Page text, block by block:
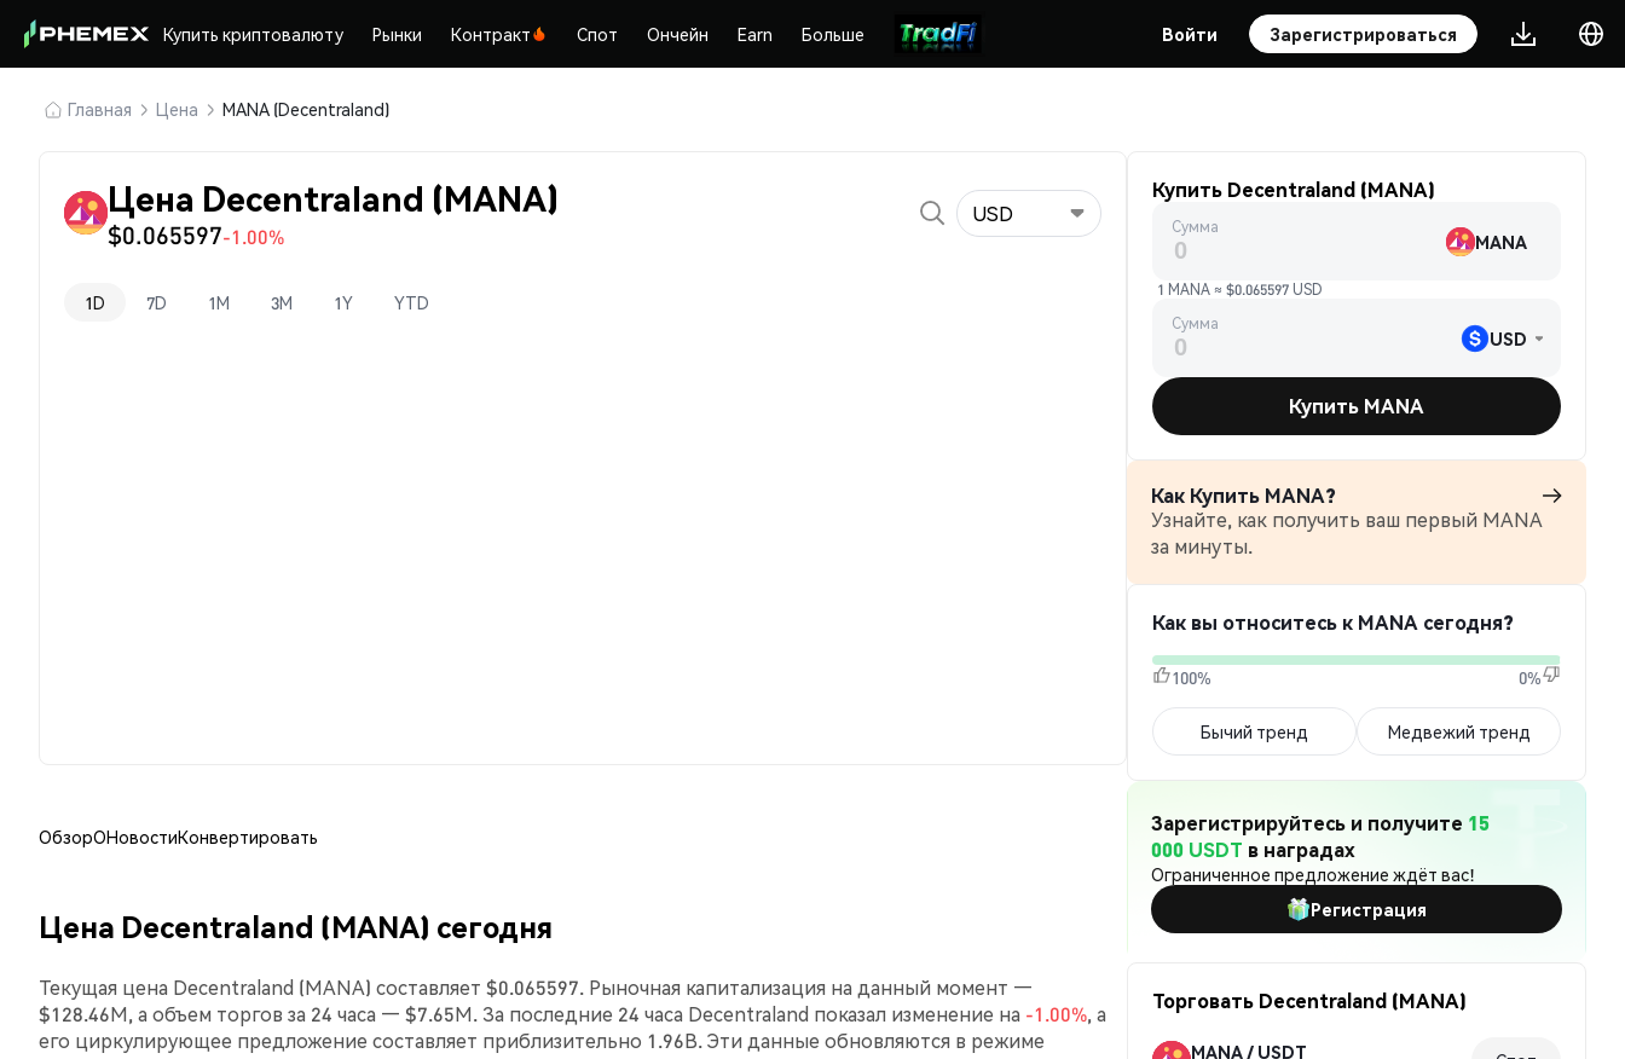
Купить криптовалюту Рынки Контракт Спот Ончейн Earn Больше Войти Зарегистрироваться
Главная Цена MANA (Decentraland)
Цена Decentraland (MANA)
$0.065597-1.00%
USD
1D 7D 1M 3M 1Y YTD
ОбзорОНовостиКонвертировать
Цена Decentraland (MANA) сегодня
Текущая цена Decentraland (MANA) составляет $0.065597. Рыночная капитализация на данный момент —
$128.46M, а объем торгов за 24 часа — $7.65M. За последние 24 часа Decentraland показал изменение на -1.00%, а
его циркулирующее предложение составляет приблизительно 1.96B. Эти данные обновляются в режиме
Купить Decentraland (MANA)
Сумма
MANA
1 MANA ≈ $0.065597 USD
Сумма
USD
Купить MANA
Как Купить MANA?
Узнайте, как получить ваш первый MANA
за минуты.
Как вы относитесь к MANA сегодня?
100% 0%
Бычий тренд Медвежий тренд
Зарегистрируйтесь и получите 15
000 USDT в наградах
Ограниченное предложение ждёт вас!
Регистрация
Торговать Decentraland (MANA)
MANA / USDT